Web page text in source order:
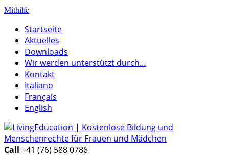
Mithilfe
Startseite
Aktuelles
Downloads
Wir werden unterstützt durch…
Kontakt
Italiano
Français
English
Call +41 (76) 588 0786